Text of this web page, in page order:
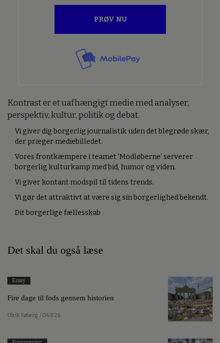
PRØV NU
Kontrast er et uafhængigt medie med analyser,
perspektiv, kultur, politik og debat.
Vi giver dig borgerlig journalistik uden det blegrøde skær,
der præger mediebilledet.
Vores frontkæmpere i teamet ’Modløberne’ serverer
borgerlig kulturkamp med bid, humor og viden.
Vi giver kontant modspil til tidens trends.
Vi gør det attraktivt at være sig sin borgerlighed bekendt.
Dit borgerlige fællesskab
Det skal du også læse
Essay
Fire dage til fods gennem historien
Ulrik Søberg / 06.8.26